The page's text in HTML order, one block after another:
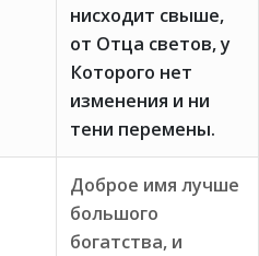
нисходит свыше,
от Отца светов, у
Которого нет
изменения и ни
тени перемены.
Доброе имя лучше
большого
богатства, и